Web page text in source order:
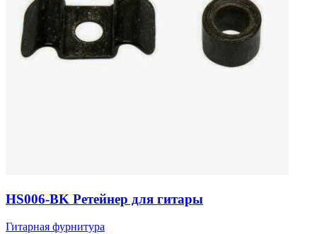
HS006-BK Ретейнер для гитары
Гитарная фурнитура